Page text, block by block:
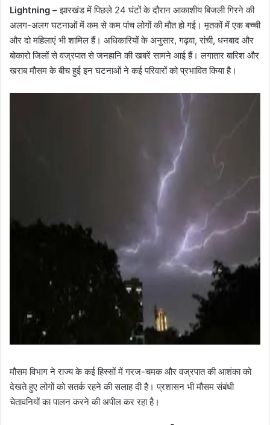
Lightning –झारखंड में पिछले 24 घंटों के दौरान आकाशीय बिजली गिरने की
अलग-अलग घटनाओं में कम से कम पांच लोगों की मौत हो गई। मृतकों में एक बच्ची
और दो महिलाएं भी शामिल हैं। अधिकारियों के अनुसार, गढ़वा, रांची, धनबाद और
बोकारो जिलों से वज्रपात से जनहानि की खबरें सामने आई हैं। लगातार बारिश और
खराब मौसम के बीच हुई इन घटनाओं ने कई परिवारों को प्रभावित किया है।
मौसम विभाग ने राज्य के कई हिस्सों में गरज-चमक और वज्रपात की आशंका को
देखते हुए लोगों को सतर्क रहने की सलाह दी है। प्रशासन भी मौसम संबंधी
चेतावनियों का पालन करने की अपील कर रहा है।